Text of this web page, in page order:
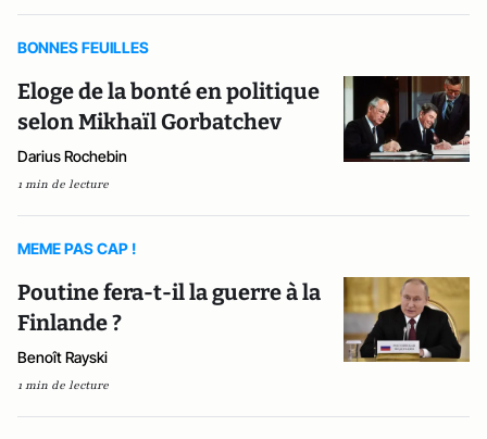
BONNES FEUILLES
Eloge de la bonté en politique
selon Mikhaïl Gorbatchev
Darius Rochebin
1 min de lecture
MEME PAS CAP !
Poutine fera-t-il la guerre à la
Finlande ?
Benoît Rayski
1 min de lecture